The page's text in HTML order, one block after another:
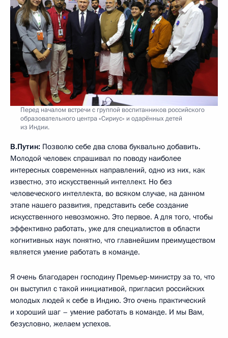
Перед началом встречи с группой воспитанников российского
образовательного центра «Сириус» и одарённых детей
из Индии.
В.Путин: Позволю себе два слова буквально добавить.
Молодой человек спрашивал по поводу наиболее
интересных современных направлений, одно из них, как
известно, это искусственный интеллект. Но без
человеческого интеллекта, во всяком случае, на данном
этапе нашего развития, представить себе создание
искусственного невозможно. Это первое. А для того, чтобы
эффективно работать, уже для специалистов в области
когнитивных наук понятно, что главнейшим преимуществом
является умение работать в команде.
Я очень благодарен господину Премьер-министру за то, что
он выступил с такой инициативой, пригласил российских
молодых людей к себе в Индию. Это очень практический
и хороший шаг – умение работать в команде. И мы Вам,
безусловно, желаем успехов.